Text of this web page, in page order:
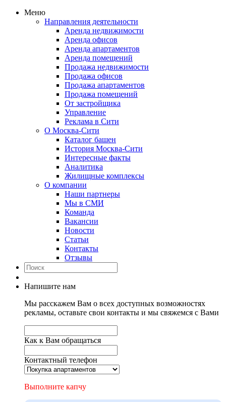
Меню
Направления деятельности
Аренда недвижимости
Аренда офисов
Аренда апартаментов
Аренда помещений
Продажа недвижимости
Продажа офисов
Продажа апартаментов
Продажа помещений
От застройщика
Управление
Реклама в Сити
О Москва-Сити
Каталог башен
История Москва-Сити
Интересные факты
Аналитика
Жилищные комплексы
О компании
Наши партнеры
Мы в СМИ
Команда
Вакансии
Новости
Статьи
Контакты
Отзывы
Напишите нам
Мы расскажем Вам о всех доступных возможностях
рекламы, оставьте свои контакты и мы свяжемся с Вами
Как к Вам обращаться
Контактный телефон
Выполните капчу